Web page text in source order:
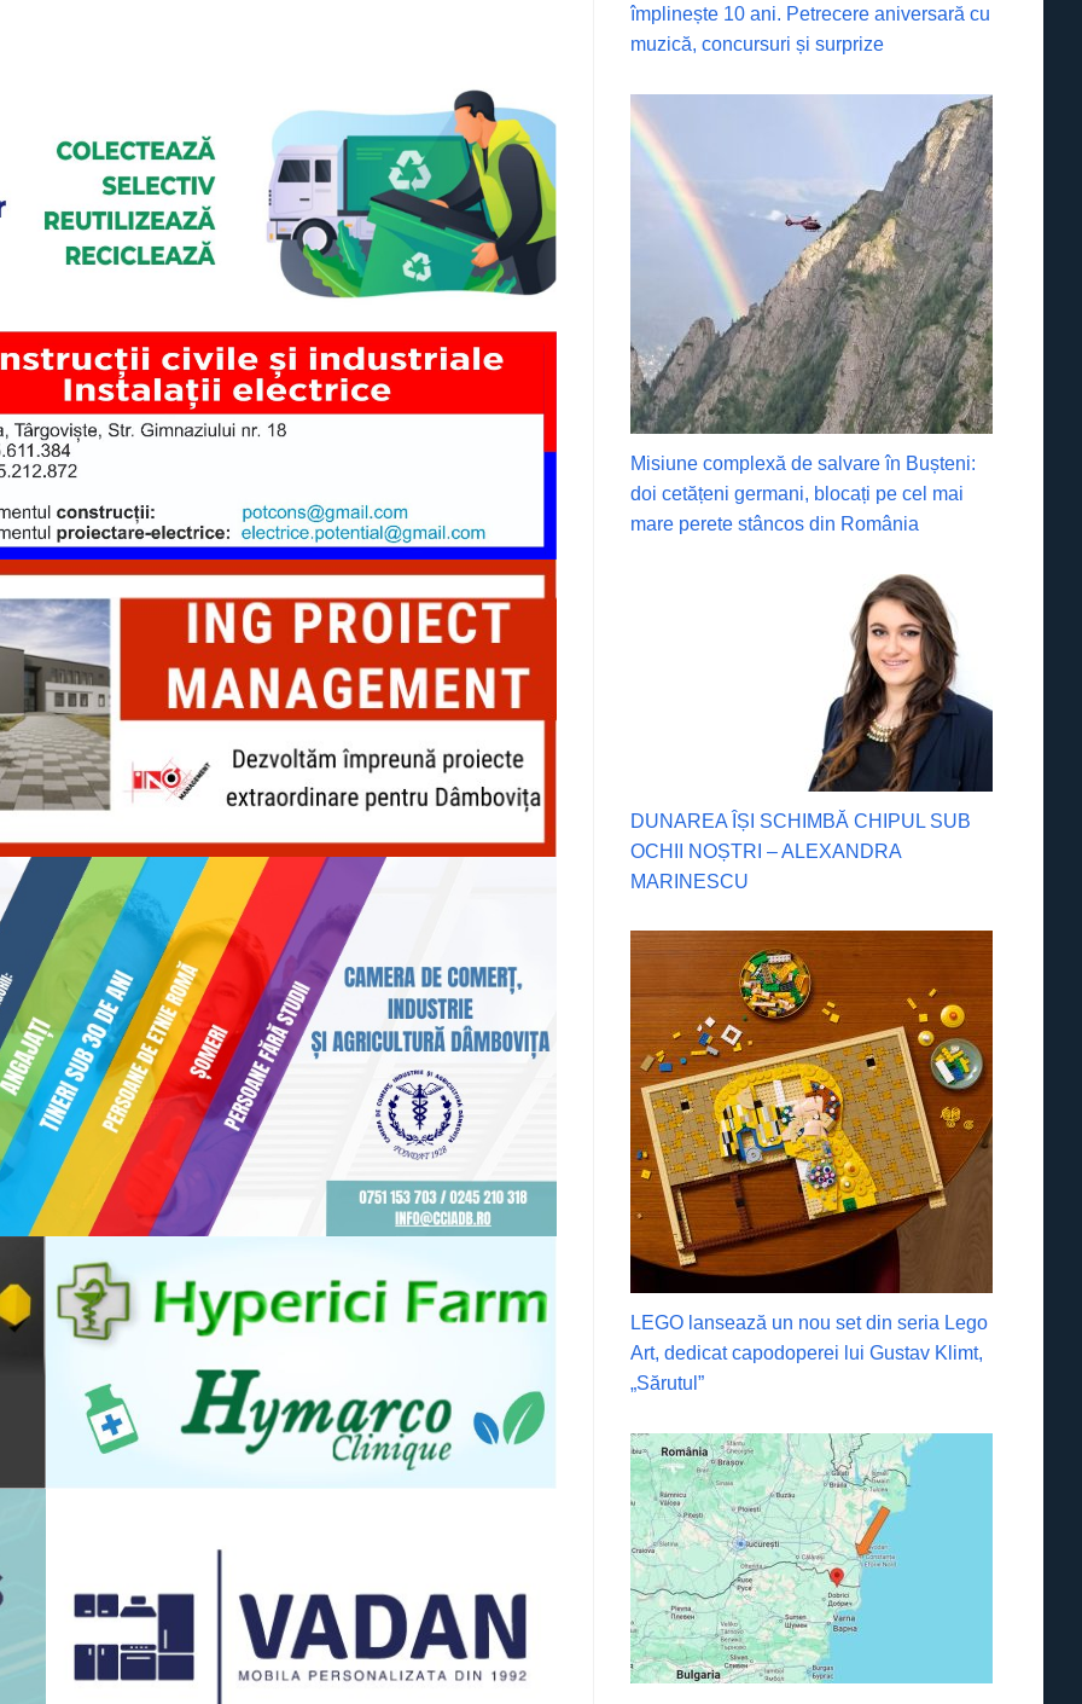
împlinește 10 ani. Petrecere aniversară cu
muzică, concursuri și surprize
Misiune complexă de salvare în Bușteni:
doi cetățeni germani, blocați pe cel mai
mare perete stâncos din România
DUNAREA ÎȘI SCHIMBĂ CHIPUL SUB
OCHII NOȘTRI – ALEXANDRA
MARINESCU
LEGO lansează un nou set din seria Lego
Art, dedicat capodoperei lui Gustav Klimt,
„Sărutul”